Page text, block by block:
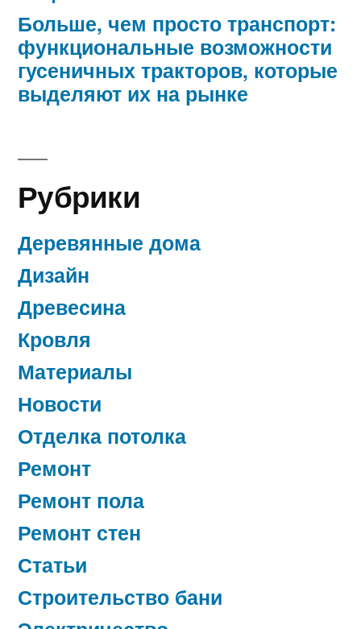
Больше, чем просто транспорт:
функциональные возможности
гусеничных тракторов, которые
выделяют их на рынке
Рубрики
Деревянные дома
Дизайн
Древесина
Кровля
Материалы
Новости
Отделка потолка
Ремонт
Ремонт пола
Ремонт стен
Статьи
Строительство бани